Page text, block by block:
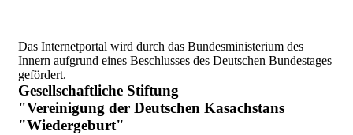
Das Internetportal wird durch das Bundesministerium des
Innern aufgrund eines Beschlusses des Deutschen Bundestages
gefördert.
Gesellschaftliche Stiftung
"Vereinigung der Deutschen Kasachstans
"Wiedergeburt"